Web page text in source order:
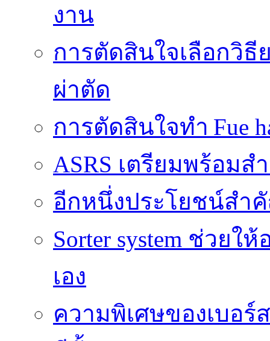
งาน
การตัดสินใจเลือกวิ
ผ่าตัด
การตัดสินใจทำ Fue
ASRS เตรียมพร้อม
อีกหนึ่งประโยชน์สำคั
Sorter system ช่วย
เอง
ความพิเศษของเบอ